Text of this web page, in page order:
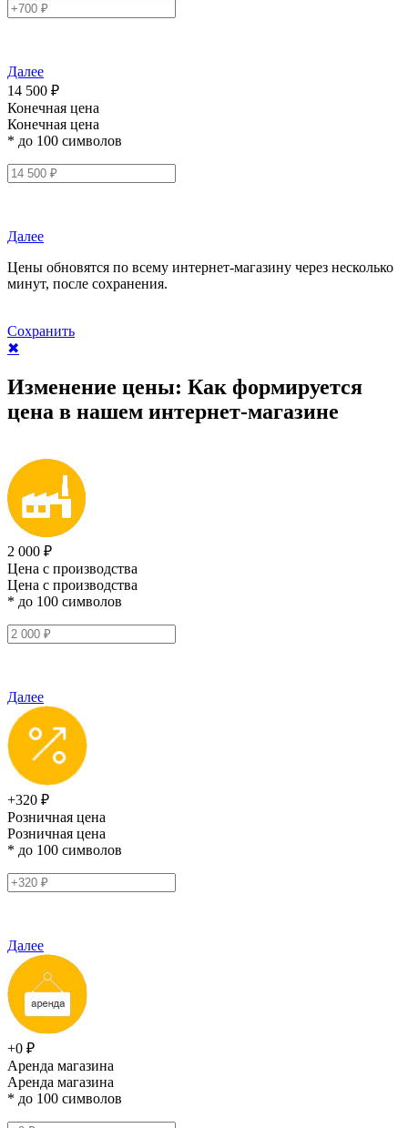
Далее
14 500 ₽
Конечная цена
Конечная цена
* до 100 символов
Далее
Цены обновятся по всему интернет-магазину через несколько
минут, после сохранения.
Сохранить
✖
Изменение цены: Как формируется
цена в нашем интернет-магазине
2 000 ₽
Цена с производства
Цена с производства
* до 100 символов
Далее
+320 ₽
Розничная цена
Розничная цена
* до 100 символов
Далее
+0 ₽
Аренда магазина
Аренда магазина
* до 100 символов